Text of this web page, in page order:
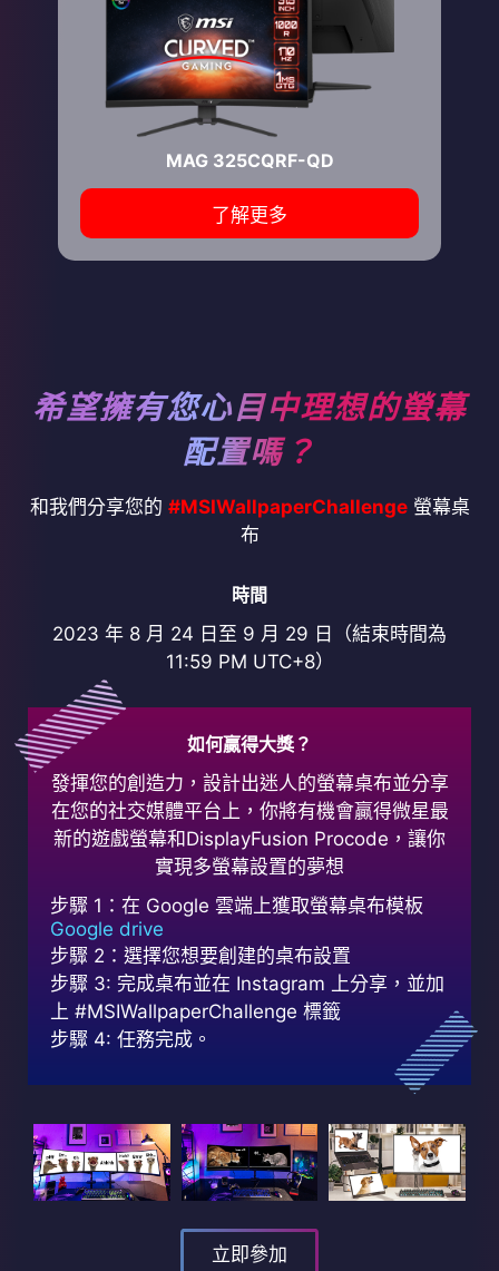
MAG 325CQRF-QD
了解更多
希望擁有您心目中理想的螢幕
配置嗎？
和我們分享您的 #MSIWallpaperChallenge螢幕桌
布
時間
2023 年 8 月 24 日至 9 月 29 日（結束時間為
11:59 PM UTC+8）
如何贏得大獎？
發揮您的創造力，設計出迷人的螢幕桌布並分享
在您的社交媒體平台上，你將有機會贏得微星最
新的遊戲螢幕和DisplayFusion Procode，讓你
實現多螢幕設置的夢想
步驟 1：在 Google 雲端上獲取螢幕桌布模板
Google drive
步驟 2：選擇您想要創建的桌布設置
步驟 3: 完成桌布並在 Instagram 上分享，並加
上 #MSIWallpaperChallenge 標籤
步驟 4: 任務完成。
立即參加